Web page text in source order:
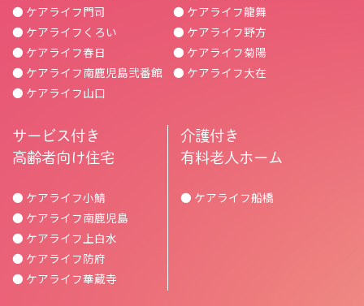
● ケアライフ門司
● ケアライフくろい
● ケアライフ春日
● ケアライフ南鹿児島弐番館
● ケアライフ山口
● ケアライフ龍舞
● ケアライフ野方
● ケアライフ菊陽
● ケアライフ大在
サービス付き
高齢者向け住宅
● ケアライフ小鯖
● ケアライフ南鹿児島
● ケアライフ上白水
● ケアライフ防府
● ケアライフ華蔵寺
介護付き
有料老人ホーム
● ケアライフ船橋